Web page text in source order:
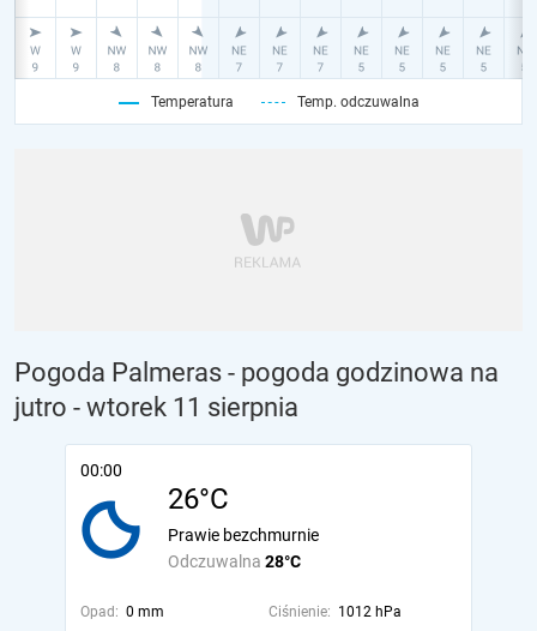
Temperatura Temp. odczuwalna
Pogoda Palmeras - pogoda godzinowa na
jutro - wtorek 11 sierpnia
00:00
26°C
Odczuwalna 28°C
Prawie bezchmurnie
Opad: 0 mm Ciśnienie: 1012 hPa